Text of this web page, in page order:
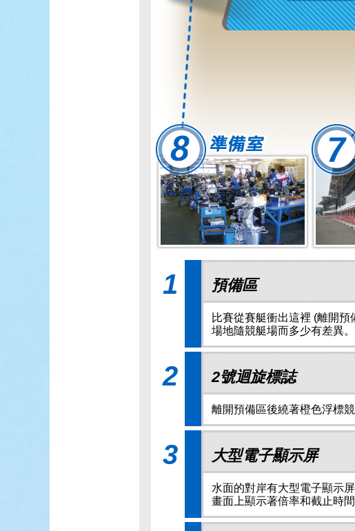
1 預備區
比賽從賽艇衝出這裡 (離開預
場地隨競艇場而多少有差異。
2 2號迴旋標誌
離開預備區後繞著橙色浮標
3 大型電子顯示屏
水面的對岸有大型電子顯示屏
畫面上顯示著倍率和截止時間